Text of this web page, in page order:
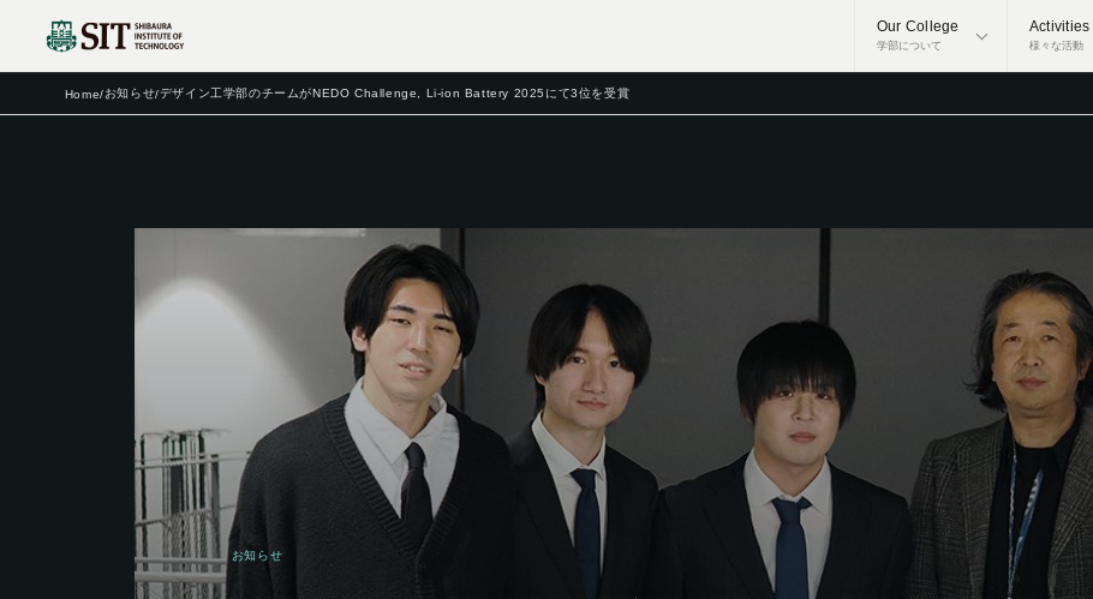
Our College
学部について
Activities
様々な活動
Home/お知らせ/デザイン工学部のチームがNEDO Challenge, Li-ion Battery 2025にて3位を受賞
お知らせ